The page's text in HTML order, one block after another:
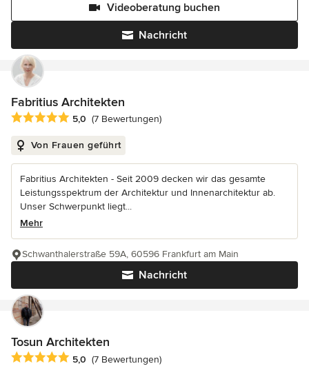
Nachricht
Videoberatung buchen
Fabritius Architekten
Durchschnittliche Bewertung: 5 von 5 Sternen
5,0 (7 Bewertungen)
Von Frauen geführt
Fabritius Architekten - Seit 2009 decken wir das gesamte
Leistungsspektrum der Architektur und Innenarchitektur ab.
Unser Schwerpunkt liegt...
Mehr
Nachricht
Schwanthalerstraße 59A, 60596 Frankfurt am Main
Tosun Architekten
Durchschnittliche Bewertung: 5 von 5 Sternen
5,0 (7 Bewertungen)